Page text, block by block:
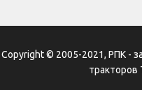
Copyright © 2005-2021, РПК -
тракторов